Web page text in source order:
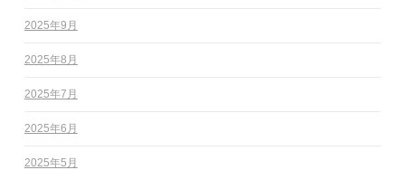
2025年9月
2025年8月
2025年7月
2025年6月
2025年5月